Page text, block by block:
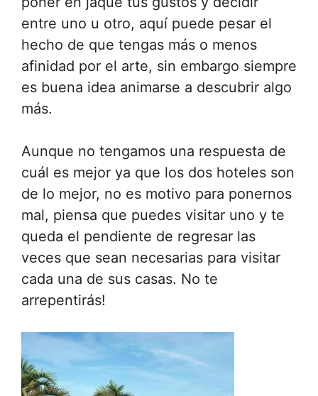
entre uno u otro, aquí puede pesar el
hecho de que tengas más o menos
afinidad por el arte, sin embargo siempre
es buena idea animarse a descubrir algo
más.
Aunque no tengamos una respuesta de
cuál es mejor ya que los dos hoteles son
de lo mejor, no es motivo para ponernos
mal, piensa que puedes visitar uno y te
queda el pendiente de regresar las
veces que sean necesarias para visitar
cada una de sus casas. No te
arrepentirás!